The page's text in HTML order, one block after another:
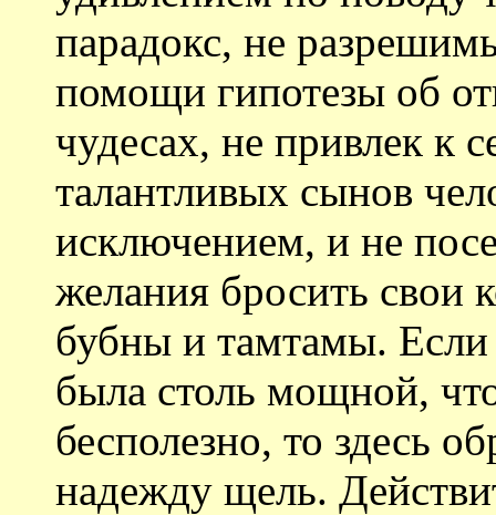
парадокс, не
помощи гипотезы об
чудесах, не привлек к
талантливых сынов
исключением, и не
желания бросить свои
бубны и тамтамы.
была столь мощной,
бесполезно, то здесь
надежду щель.